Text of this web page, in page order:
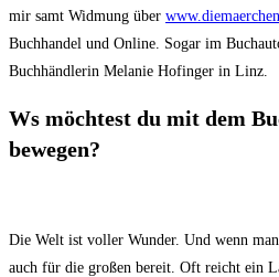
mir samt Widmung über
Buchhandel und Online. Sogar im
Buchhändlerin Melanie Hofinger in Linz.
Ws möchtest du mit dem
bewegen?
Die Welt ist voller Wunder. Und wenn
auch für die großen bereit. Oft reicht ein